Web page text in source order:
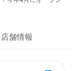
店舗情報